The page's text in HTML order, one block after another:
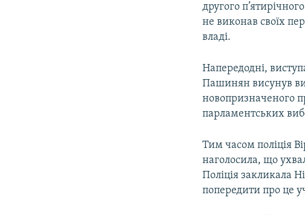
другого
не виконав своїх
владі.
Напередодні,
Пашинян висунув
новопризначеного
парламентських
Тим часом поліція
наголосила, що
Поліція закликала
попередити про це